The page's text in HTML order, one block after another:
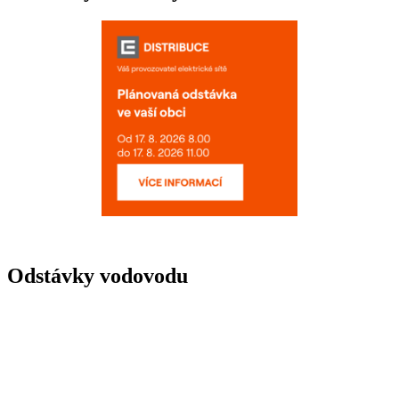
Odstávky vodovodu